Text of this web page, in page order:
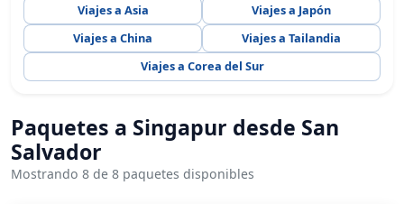
Viajes a Asia
Viajes a Japón
Viajes a China
Viajes a Tailandia
Viajes a Corea del Sur
Paquetes a Singapur desde San
Salvador
Mostrando 8 de 8 paquetes disponibles